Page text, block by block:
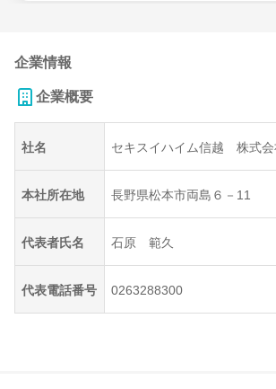
企業情報
企業概要
社名 セキスイハイム信越 株式会
本社所在地 長野県松本市両島６－11
代表者氏名 石原 範久
代表電話番号 0263288300